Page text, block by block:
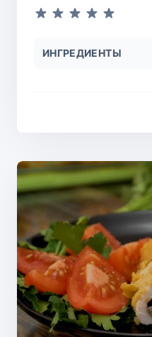
ИНГРЕДИЕНТЫ